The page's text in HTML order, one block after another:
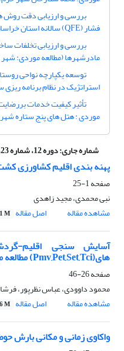
بررسی و ارزیابی دقت روش
فشار (QFE) سالانه استان خراسان رضوی
بررسی و ارزیابی تخلفات
مادرشهرها (مطالعه موردی:
توسعه یکپارچه نواحی
استراتژیک در نظام برنامه
تأثیر کیفیت خدمات
موردی : هتل های پنج ستاره
شماره جاری:دوره 12، شماره 23، اسفند 1399
پهنه بندی اقلیم کشاورزی
صفحه1-25
نبی محمدی، مجید زاهدی
مشاهده مقاله
اصل مقاله M
آسایش سنجی اقلیم-
های(Pmv,Pet,Set,Tci) مطالعه موردی :استان گیلان
صفحه26-46
محمود داوودی، عباس نظرپور،
مشاهده مقاله
اصل مقاله M
واکاوی زمانی و مکانی بارش